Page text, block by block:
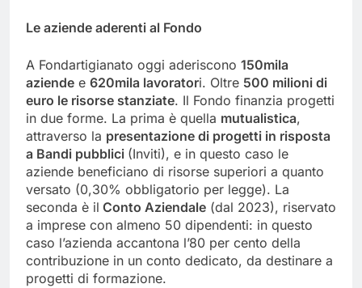
Le aziende aderenti al Fondo
A Fondartigianato oggi aderiscono 150mila
aziende e 620mila lavoratori. Oltre 500 milioni di
euro le risorse stanziate. Il Fondo finanzia progetti
in due forme. La prima è quella mutualistica,
attraverso la presentazione di progetti in risposta
a Bandi pubblici (Inviti), e in questo caso le
aziende beneficiano di risorse superiori a quanto
versato (0,30% obbligatorio per legge). La
seconda è il Conto Aziendale (dal 2023), riservato
a imprese con almeno 50 dipendenti: in questo
caso l’azienda accantona l’80 per cento della
contribuzione in un conto dedicato, da destinare a
progetti di formazione.